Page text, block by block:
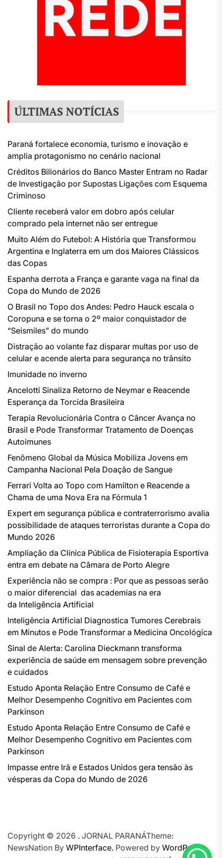
ÚLTIMAS NOTÍCIAS
Paraná fortalece economia, turismo e inovação e
amplia protagonismo no cenário nacional
Créditos Bilionários do Banco Master Entram no Radar
de Investigação por Supostas Ligações com Esquema
Criminoso
Cliente receberá valor em dobro após celular
comprado pela internet não ser entregue
Muito Além do Futebol: A História que Transformou
Argentina e Inglaterra em um dos Maiores Clássicos
das Copas
Espanha derrota a França e garante vaga na final da
Copa do Mundo de 2026
O Brasil no Topo dos Andes: Pedro Hauck escala o
Coropuna e se torna o 2º maior conquistador de
“Seismiles” do mundo
Distração ao volante faz disparar multas por uso de
celular e acende alerta para segurança no trânsito
Imunidade no inverno
Ancelotti Sinaliza Retorno de Neymar e Reacende
Esperança da Torcida Brasileira
Terapia Revolucionária Contra o Câncer Avança no
Brasil e Pode Transformar Tratamento de Doenças
Autoimunes
Fenômeno Global da Música Mobiliza Jovens em
Campanha Nacional Pela Doação de Sangue
Ferrari Volta ao Topo com Hamilton e Reacende a
Chama de uma Nova Era na Fórmula 1
Expert em segurança pública e contraterrorismo avalia
possibilidade de ataques terroristas durante a Copa do
Mundo 2026
Ampliação da Clínica Pública de Fisioterapia Esportiva
entra em debate na Câmara de Porto Alegre
Experiência não se compra : Por que as pessoas serão
o maior diferencial das academias na era
da Inteligência Artificial
Inteligência Artificial Diagnostica Tumores Cerebrais
em Minutos e Pode Transformar a Medicina Oncológica
Sinal de Alerta: Carolina Dieckmann transforma
experiência de saúde em mensagem sobre prevenção
e cuidados
Estudo Aponta Relação Entre Consumo de Café e
Melhor Desempenho Cognitivo em Pacientes com
Parkinson
Estudo Aponta Relação Entre Consumo de Café e
Melhor Desempenho Cognitivo em Pacientes com
Parkinson
Impasse entre Irã e Estados Unidos gera tensão às
vésperas da Copa do Mundo de 2026
Copyright © 2026 . JORNAL PARANÁTheme:
NewsNation By WPInterface. Powered by WordPress.